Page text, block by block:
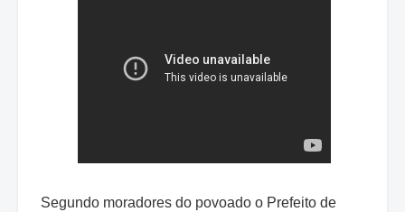
Segundo moradores do povoado o Prefeito de